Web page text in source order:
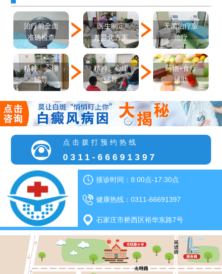
治疗前全面
准确检查
医生制定
差异化方案
无菌治疗室
治疗
精神、心理
辅导
精神、心理
辅导
药物+食疗
辅助
点击拨打预约热线
0311-66691397
接诊时间：8:00点-17:30点
健康热线：0311-66691397
石家庄市桥西区裕华东路7号